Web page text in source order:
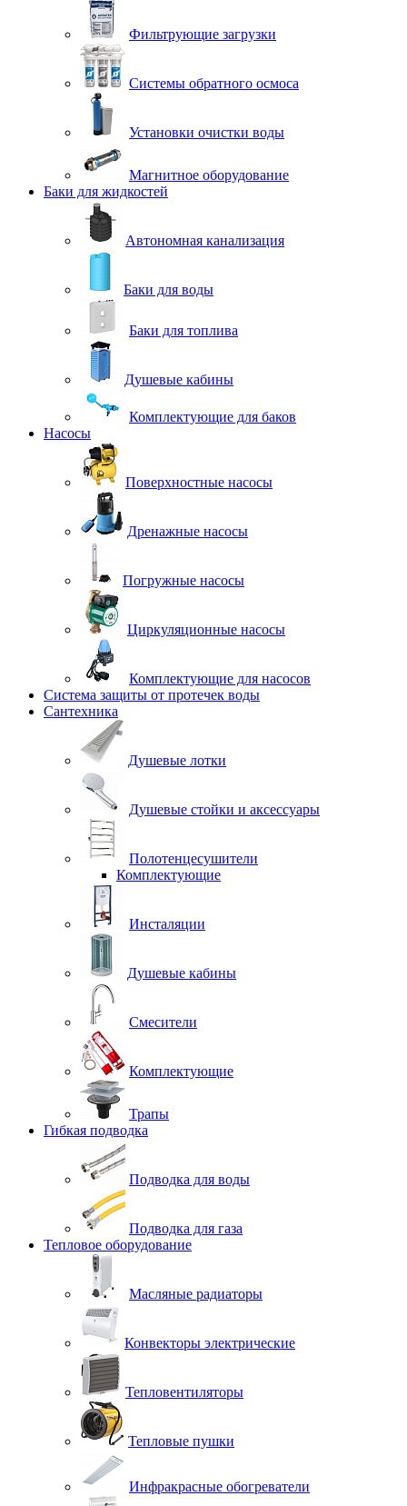
Фильтрующие загрузки
Системы обратного осмоса
Установки очистки воды
Магнитное оборудование
Баки для жидкостей
Автономная канализация
Баки для воды
Баки для топлива
Душевые кабины
Комплектующие для баков
Насосы
Поверхностные насосы
Дренажные насосы
Погружные насосы
Циркуляционные насосы
Комплектующие для насосов
Система защиты от протечек воды
Сантехника
Душевые лотки
Душевые стойки и аксессуары
Полотенцесушители
Комплектующие
Инсталяции
Душевые кабины
Смесители
Комплектующие
Трапы
Гибкая подводка
Подводка для воды
Подводка для газа
Тепловое оборудование
Масляные радиаторы
Конвекторы электрические
Тепловентиляторы
Тепловые пушки
Инфракрасные обогреватели